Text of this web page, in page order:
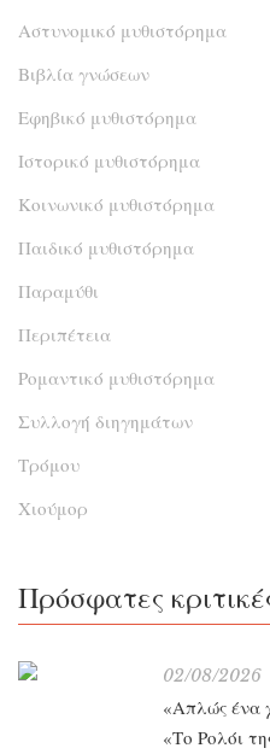
Αστυνομικό μυθιστόρημα
Βιβλία γνώσεων
Εφηβικό μυθιστόρημα
Ιστορικό μυθιστόρημα
Κοινωνικό μυθιστόρημα
Παιδικό μυθιστόρημα
Παραμύθι
Περιπέτεια
Ρομαντικό μυθιστόρημα
Συλλογή διηγημάτων
Τρόμου
Χιούμορ
Πρόσφατες
02/08/2026
«Απλώς ένα
«Το Ρολόι